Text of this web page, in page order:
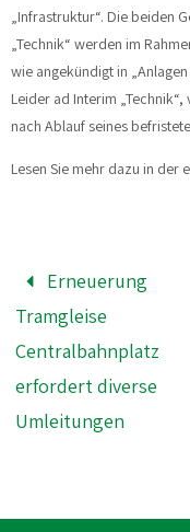
„Infrastruktur“. Die beiden
„Technik“ werden im
wie angekündigt in
Leider ad Interim
nach Ablauf seines
Lesen Sie mehr dazu in der
Erneuerung
Tramgleise
Centralbahnplatz
erfordert diverse
Umleitungen